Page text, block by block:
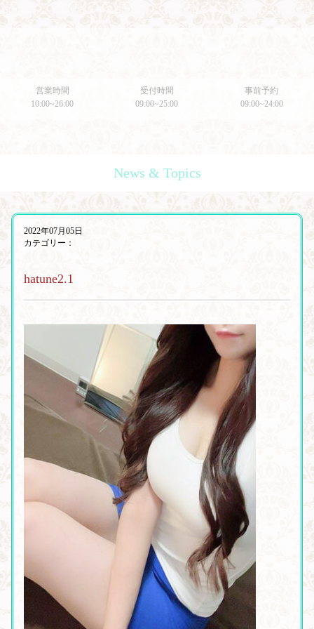
営業時間
10:00~26:00
受付時間
09:00~25:00
事前予約
09:00~24:00
News & Topics
2022年07月05日
カテゴリー：
hatune2.1